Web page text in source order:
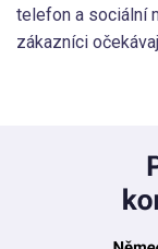
telefon a sociální
zákazníci